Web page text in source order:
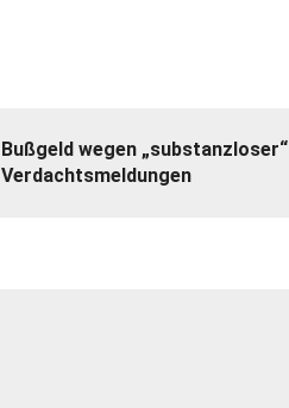
Bußgeld wegen „substanzloser“
Verdachtsmeldungen